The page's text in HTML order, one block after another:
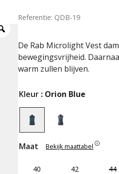
Referentie: QDB-19
De Rab Microlight Vest
bewegingsvrijheid.
warm zullen blijven.
Kleur : Orion Blue
Maat Bekijk maattabel
40 42 44